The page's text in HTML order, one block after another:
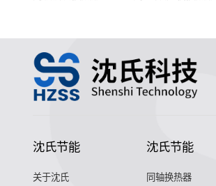
沈氏节能
关于沈氏
沈氏节能
同轴换热器